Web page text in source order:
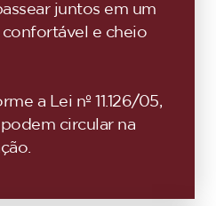
juntos em um
e cheio
a Lei nº 11.126/05,
circular na